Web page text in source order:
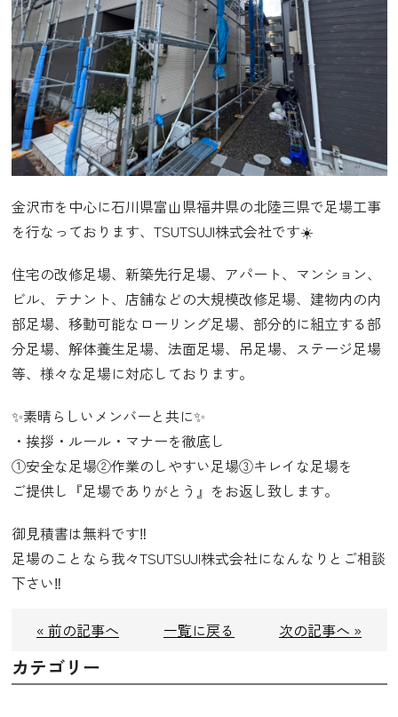
金沢市を中心に石川県富山県福井県の北陸三県で足場工事
を行なっております、TSUTSUJI株式会社です☀️
住宅の改修足場、新築先行足場、アパート、マンション、
ビル、テナント、店舗などの大規模改修足場、建物内の内
部足場、移動可能なローリング足場、部分的に組立する部
分足場、解体養生足場、法面足場、吊足場、ステージ足場
等、様々な足場に対応しております。
✨素晴らしいメンバーと共に✨
・挨拶・ルール・マナーを徹底し
①安全な足場②作業のしやすい足場③キレイな足場を
ご提供し『足場でありがとう』をお返し致します。
御見積書は無料です‼️
足場のことなら我々TSUTSUJI株式会社になんなりとご相談
下さい‼️
« 前の記事へ 一覧に戻る 次の記事へ »
カテゴリー